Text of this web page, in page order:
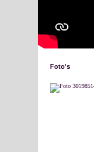
Foto's